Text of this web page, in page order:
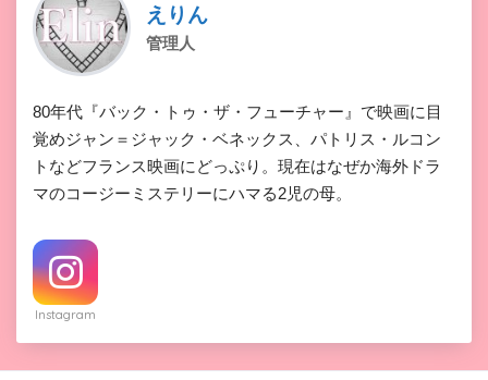
えりん
管理人
80年代『バック・トゥ・ザ・フューチャー』で映画に目
覚めジャン＝ジャック・ベネックス、パトリス・ルコン
トなどフランス映画にどっぷり。現在はなぜか海外ドラ
マのコージーミステリーにハマる2児の母。
Instagram